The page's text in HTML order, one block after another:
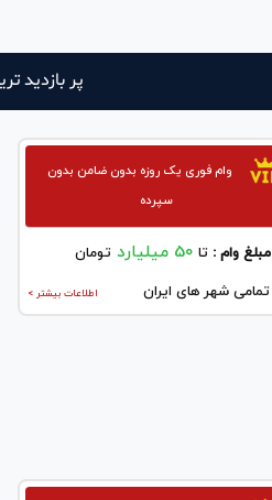
پر بازدید
وام فوری یک روزه بدون ضامن بدون
سپرده
مبلغ وام :تا 50 میلیارد تومان
اطلاعات بیشتر > تمامی شهر های ایران